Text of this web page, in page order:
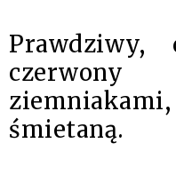
Prawdziwy,
śmietaną.